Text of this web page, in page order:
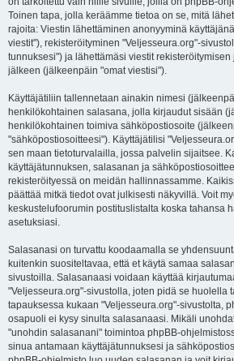
Toinen tapa, jolla keräämme tietoa on se, mitä
rajoita: Viestin lähettäminen anonyyminä
viestit"), rekisteröityminen "Veljesseura.org"-
tunnuksesi") ja lähettämäsi viestit
jälkeen (jälkeenpäin "omat viestisi").
Käyttäjätiliin tallennetaan ainakin nimesi
henkilökohtainen salasana, jolla kirjaudut sisään
henkilökohtainen toimiva sähköpostiosoite
"sähköpostiosoitteesi"). Käyttäjätilisi
sen maan tietoturvalailla, jossa palvelin sijaitsee.
käyttäjätunnuksen, salasanan ja
rekisteröityessä on meidän hallinnassamme.
päättää mitkä tiedot ovat julkisesti näkyvillä. Voit
keskustelufoorumin postituslistalta koska tahansa
asetuksiasi.
Salasanasi on turvattu koodaamalla se
kuitenkin suositeltavaa, että et käytä samaa
sivustoilla. Salasanaasi voidaan käyttää
"Veljesseura.org"-sivustolla, joten pidä se huolella
tapauksessa kukaan "Veljesseura.org"-sivustolta,
osapuoli ei kysy sinulta salasanaasi. Mikäli
"unohdin salasanani" toimintoa phpBB-
sinua antamaan käyttäjätunnuksesi ja